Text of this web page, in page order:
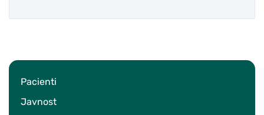
Pacienti
Javnost